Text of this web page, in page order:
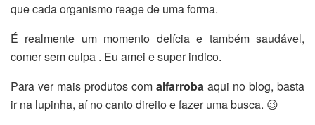
que cada organismo reage de uma forma.
É realmente um momento delícia e também saudável,
comer sem culpa . Eu amei e super indico.
Para ver mais produtos com alfarroba aqui no blog, basta
ir na lupinha, aí no canto direito e fazer uma busca. 😉